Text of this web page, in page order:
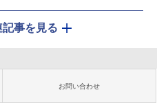
記事を見る
お問い合わせ